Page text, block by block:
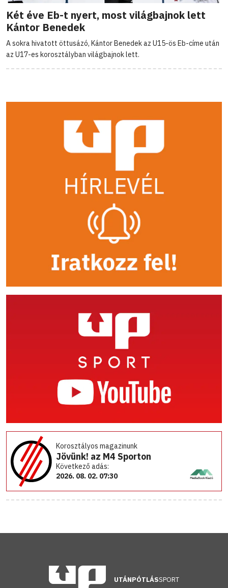
Két éve Eb-t nyert, most világbajnok lett
Kántor Benedek
A sokra hivatott öttusázó, Kántor Benedek az U15-ös Eb-címe után
az U17-es korosztályban világbajnok lett.
Korosztályos magazinunk
Jövünk! az M4 Sporton
Következő adás:
2026. 08. 02. 07:30
UTÁNPÓTLÁSSPORT